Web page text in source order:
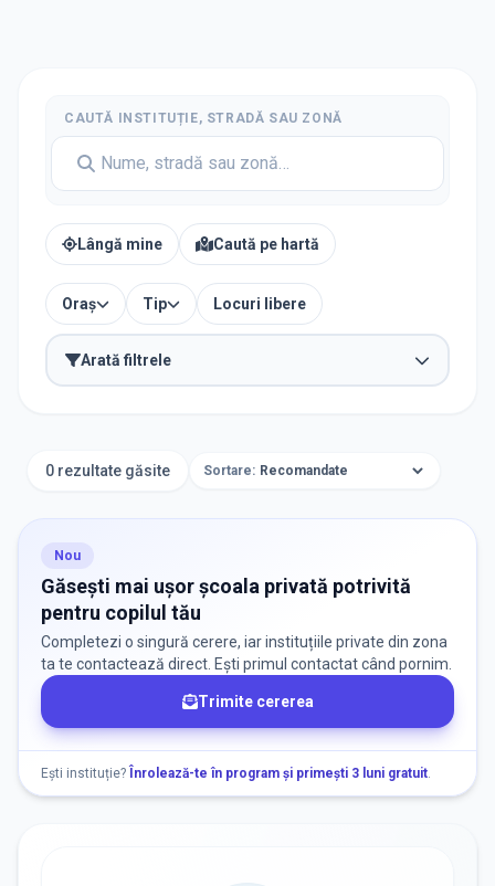
CAUTĂ INSTITUȚIE, STRADĂ SAU ZONĂ
Lângă mine Caută pe hartă
Oraș Tip Locuri libere
Arată filtrele
Nu există informații despre locuri libere
0 rezultate găsite Sortare:
Nou
Găsești mai ușor școala privată potrivită
pentru copilul tău
Completezi o singură cerere, iar instituțiile private din zona
ta te contactează direct. Ești primul contactat când pornim.
Trimite cererea
Ești instituție? Înrolează-te în program și primești 3 luni gratuit.